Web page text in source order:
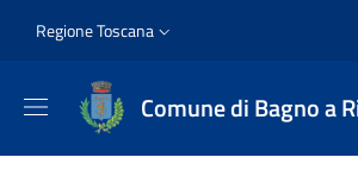
Slim top
Regione Toscana
Comune di Bagno a